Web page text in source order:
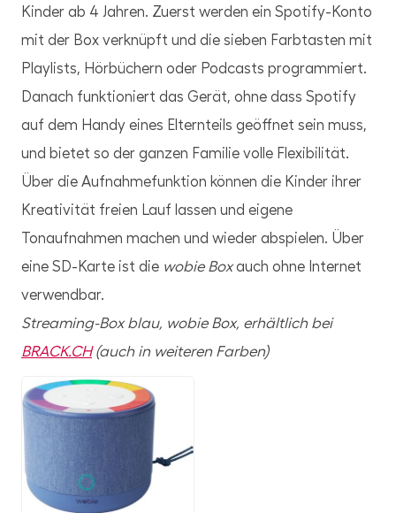
Kinder ab 4 Jahren. Zuerst werden ein Spotify-Konto
mit der Box verknüpft und die sieben Farbtasten mit
Playlists, Hörbüchern oder Podcasts programmiert.
Danach funktioniert das Gerät, ohne dass Spotify
auf dem Handy eines Elternteils geöffnet sein muss,
und bietet so der ganzen Familie volle Flexibilität.
Über die Aufnahmefunktion können die Kinder ihrer
Kreativität freien Lauf lassen und eigene
Tonaufnahmen machen und wieder abspielen. Über
eine SD-Karte ist die wobie Boxauch ohne Internet
verwendbar.
Streaming-Box blau, wobie Box, erhältlich bei
BRACK.CH(auch in weiteren Farben)
JPG